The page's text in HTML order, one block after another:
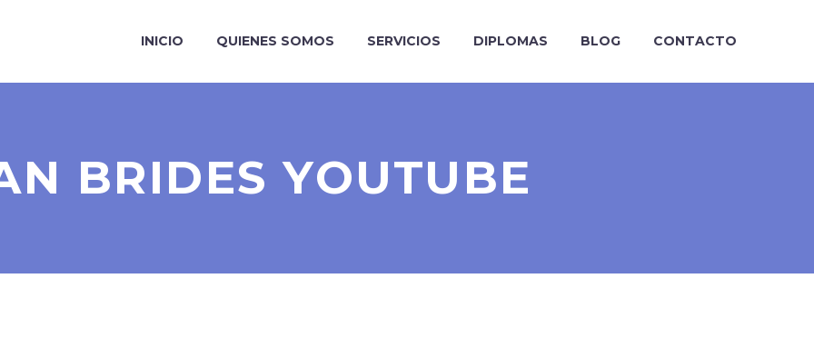
INICIO QUIENES SOMOS SERVICIOS DIPLOMAS BLOG CONTACTO
BRIDES YOUTUBE